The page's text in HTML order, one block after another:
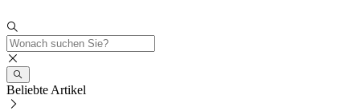
Beliebte Artikel